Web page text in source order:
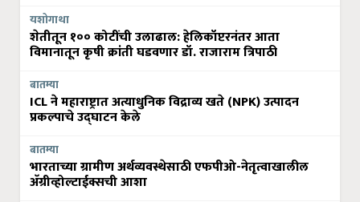
यशोगाथा
शेतीतून १०० कोटींची उलाढाल: हेलिकॉप्टरनंतर आता
विमानातून कृषी क्रांती घडवणार डॉ. राजाराम त्रिपाठी
बातम्या
ICL ने महाराष्ट्रात अत्याधुनिक विद्राव्य खते (NPK) उत्पादन
प्रकल्पाचे उद्घाटन केले
बातम्या
भारताच्या ग्रामीण अर्थव्यवस्थेसाठी एफपीओ-नेतृत्वाखालील
अ‍ॅग्रीव्होल्टाईक्सची आशा